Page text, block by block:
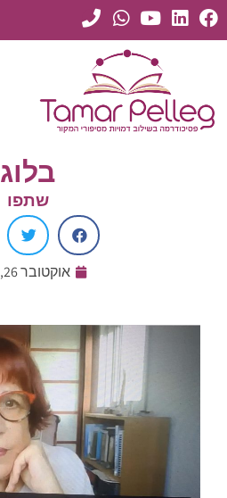
בלוג
שתפו
אוקטובר 26, 2023